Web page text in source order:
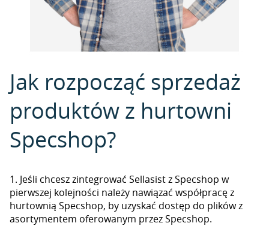
Jak rozpocząć sprzedaż
produktów z hurtowni
Specshop?
1. Jeśli chcesz zintegrować Sellasist z Specshop w
pierwszej kolejności należy nawiązać współpracę z
hurtownią Specshop, by uzyskać dostęp do plików z
asortymentem oferowanym przez Specshop.